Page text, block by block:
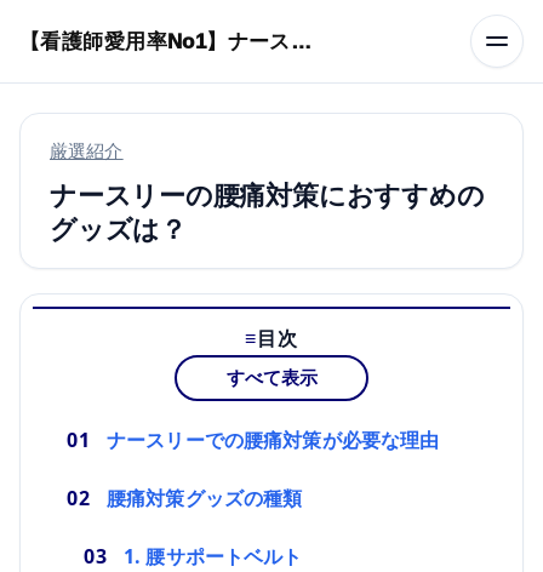
【看護師愛用率No1】ナースリーで人気の商品はコレ
厳選紹介
ナースリーの腰痛対策におすすめの
グッズは？
目次
すべて表示
ナースリーでの腰痛対策が必要な理由
腰痛対策グッズの種類
1. 腰サポートベルト